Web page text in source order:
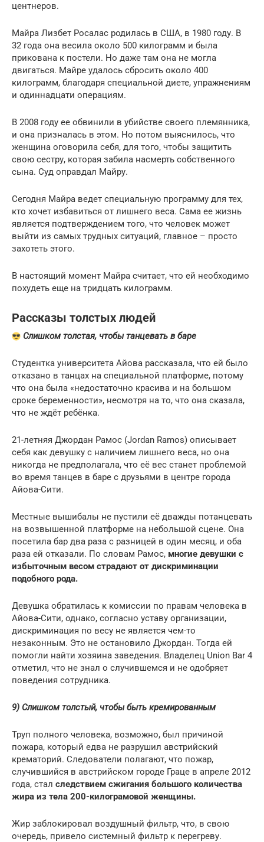
центнеров.
Майра Лизбет Росалас родилась в США, в 1980 году. В
32 года она весила около 500 килограмм и была
прикована к постели. Но даже там она не могла
двигаться. Майре удалось сбросить около 400
килограмм, благодаря специальной диете, упражнениям
и одиннадцати операциям.
В 2008 году ее обвинили в убийстве своего племянника,
и она призналась в этом. Но потом выяснилось, что
женщина оговорила себя, для того, чтобы защитить
свою сестру, которая забила насмерть собственного
сына. Суд оправдал Майру.
Сегодня Майра ведет специальную программу для тех,
кто хочет избавиться от лишнего веса. Сама ее жизнь
является подтверждением того, что человек может
выйти из самых трудных ситуаций, главное – просто
захотеть этого.
В настоящий момент Майра считает, что ей необходимо
похудеть еще на тридцать килограмм.
Рассказы толстых людей
Слишком толстая, чтобы танцевать в баре
Студентка университета Айова рассказала, что ей было
отказано в танцах на специальной платформе, потому
что она была «недостаточно красива и на большом
сроке беременности», несмотря на то, что она сказала,
что не ждёт ребёнка.
21-летняя Джордан Рамос (Jordan Ramos) описывает
себя как девушку с наличием лишнего веса, но она
никогда не предполагала, что её вес станет проблемой
во время танцев в баре с друзьями в центре города
Айова-Сити.
Местные вышибалы не пустили её дважды потанцевать
на возвышенной платформе на небольшой сцене. Она
посетила бар два раза с разницей в один месяц, и оба
раза ей отказали. По словам Рамос, многие девушки с
избыточным весом страдают от дискриминации
подобного рода.
Девушка обратилась к комиссии по правам человека в
Айова-Сити, однако, согласно уставу организации,
дискриминация по весу не является чем-то
незаконным. Это не остановило Джордан. Тогда ей
помогли найти хозяина заведения. Владелец Union Bar 4
отметил, что не знал о случившемся и не одобряет
поведения сотрудника.
9) Слишком толстый, чтобы быть кремированным
Труп полного человека, возможно, был причиной
пожара, который едва не разрушил австрийский
крематорий. Следователи полагают, что пожар,
случившийся в австрийском городе Граце в апреле 2012
года, стал следствием сжигания большого количества
жира из тела 200-килограмовой женщины.
Жир заблокировал воздушный фильтр, что, в свою
очередь, привело системный фильтр к перегреву.